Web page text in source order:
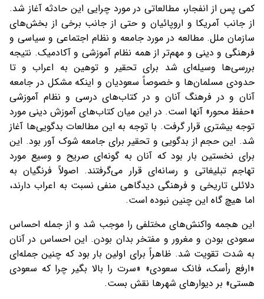
کمی پس از انفجار، مطالعاتی در مورد چرایی این حادثه آغاز شد.
از جانب آمریکا و اروپائیان و حتی از جانب برخی از بخش‌های
سازمان ملل. مطالعه در مورد جامعه و نظام اجتماعی و سیاسی و
فرهنگی و دینی و مهم‌تر از همه نظام آموزشی و آکادمیک. نتیجه
بررسی‌ها وسیله‌ای شد برای تحقیر و توهین به اعراب و تا
حدودی مسلمان‌ها و خصوصاً سعودیان و اینکه مشکل در جامعه
آنان و در فرهنگ آنان و در کتاب‌های درسی و نظام آموزشی
«حفظ ‌محور» آنها است. در این میان کتاب‌های آموزش دینی مورد
توجه بیشتری قرار گرفت. با توجه به این مطالعات بدگویی‌ها آغاز
شد. این حجم از بدگویی و تحقیر برای جامعه شوک آور بود. این
برای نخستین بار بود که آنان به گونه‌ای صریح و وسیع مورد
تهاجم تبلیغاتی و رسانه‌ای قرار می‌گرفتند. اصولاً فرنگیان به
دلائلی تاریخی و فرهنگی دیدگاهی منفی نسبت به اعراب دارند،
اما هیچ گاه این چنین نبوده است.
این هجمه واکنش‌های مختلفی را موجب شد و از جمله احساس
سعودی بودن و مغرور و مفتخر بدان بودن. این احساس در آنان
به شدت تقویت شد. ظاهراً برای اولین بار بود که چنین جمله‌ای
«ارفع رأسک، فانک سعودی» «سرت را بالا بگیر چرا که سعودی
هستی» بر دیوارهای شهرها نقش بست.